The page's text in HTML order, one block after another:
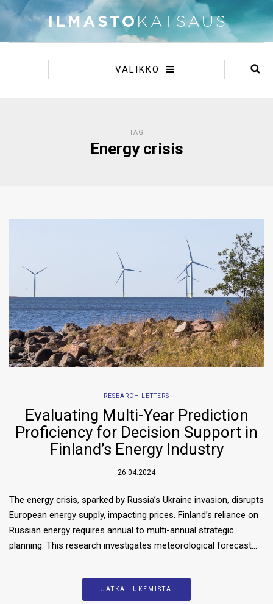
VALIKKO
TAG
Energy crisis
RESEARCH LETTERS
Evaluating Multi-Year Prediction
Proficiency for Decision Support in
Finland’s Energy Industry
26.04.2024
The energy crisis, sparked by Russia’s Ukraine invasion, disrupts
European energy supply, impacting prices. Finland’s reliance on
Russian energy requires annual to multi-annual strategic
planning. This research investigates meteorological forecast…
JATKA LUKEMISTA